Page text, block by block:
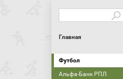
Главная
Футбол
Альфа-Банк РПЛ